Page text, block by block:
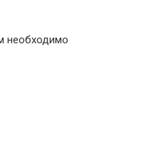
необходимо